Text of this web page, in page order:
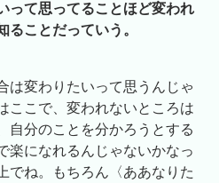
って思ってることほど変われ
ることだっていう。
は変わりたいって思うんじゃ
ここで、変われないところは
自分のことを分かろうとする
楽になれるんじゃないかなっ
でね。もちろん〈ああなりた